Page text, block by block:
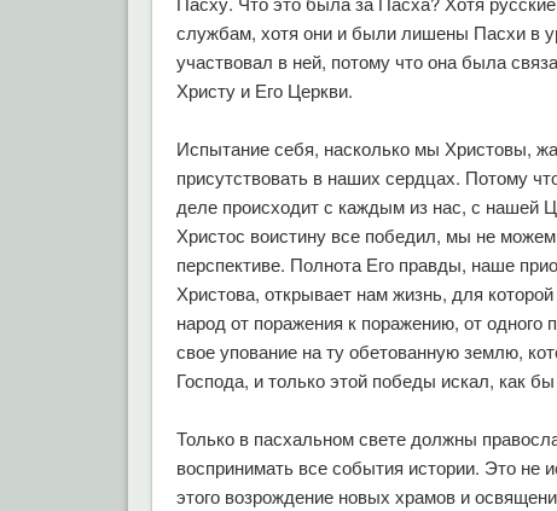
службам, хотя они и были лишены Пасхи в
участвовал в ней, потому что она была
Христу и Его Церкви.
Испытание себя, насколько мы Христовы,
присутствовать в наших сердцах. Потому
деле происходит с каждым из нас, с
Христос воистину все победил, мы не
перспективе. Полнота Его правды, наше
Христова, открывает нам жизнь, для
народ от поражения к поражению, от одного
свое упование на ту обетованную землю,
Господа, и только этой победы искал, как
Только в пасхальном свете должны
воспринимать все события истории. Это
этого возрождение новых храмов и